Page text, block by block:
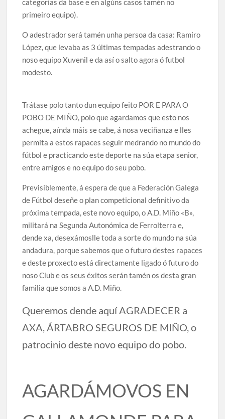
categorías da base e en algúns casos tamén no
primeiro equipo).
O adestrador será tamén unha persoa da casa: Ramiro
López, que levaba as 3 últimas tempadas adestrando o
noso equipo Xuvenil e da así o salto agora ó futbol
modesto.
Trátase polo tanto dun equipo feito POR E PARA O
POBO DE MIÑO, polo que agardamos que esto nos
achegue, aínda máis se cabe, á nosa veciñanza e lles
permita a estos rapaces seguir medrando no mundo do
fútbol e practicando este deporte na súa etapa senior,
entre amigos e no equipo do seu pobo.
Previsiblemente, á espera de que a Federación Galega
de Fútbol deseñe o plan competicional definitivo da
próxima tempada, este novo equipo, o A.D. Miño «B»,
militará na Segunda Autonómica de Ferrolterra e,
dende xa, desexámoslle toda a sorte do mundo na súa
andadura, porque sabemos que o futuro destes rapaces
e deste proxecto está directamente ligado ó futuro do
noso Club e os seus éxitos serán tamén os desta gran
familia que somos a A.D. Miño.
Queremos dende aquí AGRADECER a
AXA, ÁRTABRO SEGUROS DE MIÑO, o
patrocinio deste novo equipo do pobo.
AGARDÁMOVOS EN